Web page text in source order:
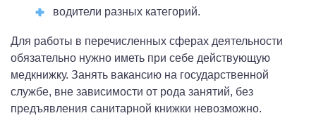
водители разных категорий.
Для работы в перечисленных сферах деятельности
обязательно нужно иметь при себе действующую
медкнижку. Занять вакансию на государственной
службе, вне зависимости от рода занятий, без
предъявления санитарной книжки невозможно.